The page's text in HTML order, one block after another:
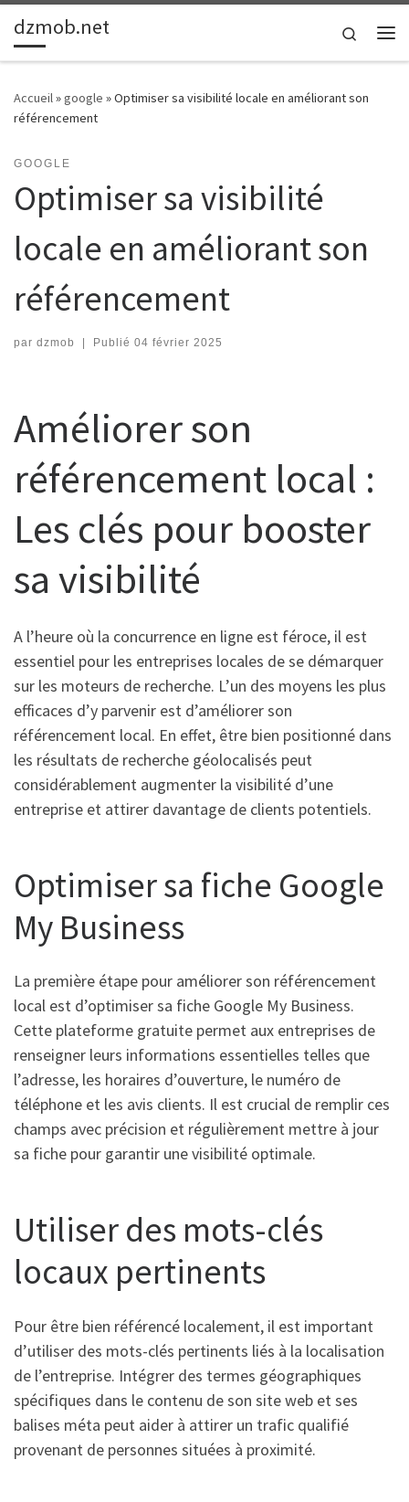
Passer au contenu
dzmob.net
Search
Accueil»google »Optimiser sa visibilité locale en améliorant son
référencement
GOOGLE
Optimiser sa visibilité
locale en améliorant son
référencement
par dzmob | Publié 04 février 2025
Améliorer son
référencement local :
Les clés pour booster
sa visibilité
A l’heure où la concurrence en ligne est féroce, il est
essentiel pour les entreprises locales de se démarquer
sur les moteurs de recherche. L’un des moyens les plus
efficaces d’y parvenir est d’améliorer son
référencement local. En effet, être bien positionné dans
les résultats de recherche géolocalisés peut
considérablement augmenter la visibilité d’une
entreprise et attirer davantage de clients potentiels.
Optimiser sa fiche Google
My Business
La première étape pour améliorer son référencement
local est d’optimiser sa fiche Google My Business.
Cette plateforme gratuite permet aux entreprises de
renseigner leurs informations essentielles telles que
l’adresse, les horaires d’ouverture, le numéro de
téléphone et les avis clients. Il est crucial de remplir ces
champs avec précision et régulièrement mettre à jour
sa fiche pour garantir une visibilité optimale.
Utiliser des mots-clés
locaux pertinents
Pour être bien référencé localement, il est important
d’utiliser des mots-clés pertinents liés à la localisation
de l’entreprise. Intégrer des termes géographiques
spécifiques dans le contenu de son site web et ses
balises méta peut aider à attirer un trafic qualifié
provenant de personnes situées à proximité.